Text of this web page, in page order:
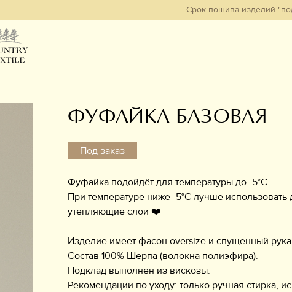
Срок пошива изделий "под заказ"
ФУФАЙКА БАЗОВАЯ
Под заказ
Фуфайка подойдёт для температуры до -5°C.
При температуре ниже -5°C лучше
утепляющие слои ❤️
Изделие имеет фасон oversize и спущенный
Состав 100% Шерпа (волокна полиэфира).
Подклад выполнен из вискозы.
Рекомендации по уходу: только ручная стирка,